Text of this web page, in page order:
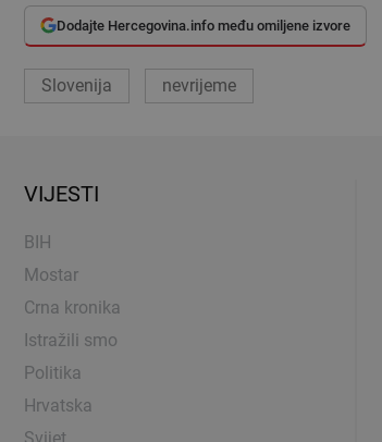
Dodajte Hercegovina.info među omiljene izvore
Slovenija nevrijeme
VIJESTI
BIH
Mostar
Crna kronika
Istražili smo
Politika
Hrvatska